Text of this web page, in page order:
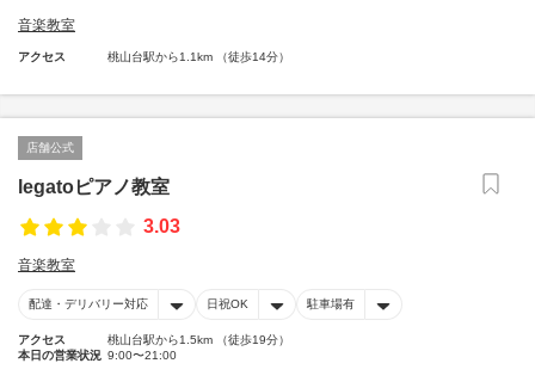
音楽教室
アクセス 桃山台駅から1.1km （徒歩14分）
店舗公式
legatoピアノ教室
3.03
音楽教室
配達・デリバリー対応 日祝OK 駐車場有
アクセス
桃山台駅から1.5km （徒歩19分）
本日の営業状況 9:00〜21:00